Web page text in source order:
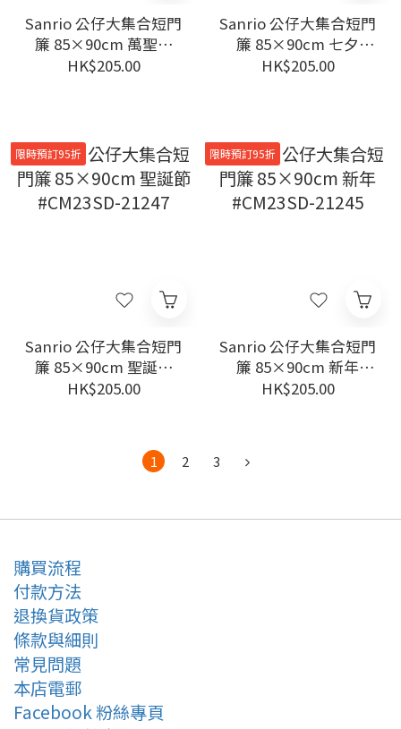
Sanrio 公仔大集合短門
簾 85×90cm 萬聖節
#CM23SD-21246
HK$205.00
Sanrio 公仔大集合短門
簾 85×90cm 七夕
#CM23SD-21243
HK$205.00
限時預訂95折
Sanrio 公仔大集合短門
簾 85×90cm 聖誕節
#CM23SD-21247
HK$205.00
限時預訂95折
Sanrio 公仔大集合短門
簾 85×90cm 新年
#CM23SD-21245
HK$205.00
1 2 3
購買流程
付款方法
退換貨政策
條款與細則
常見問題
本店電郵
Facebook 粉絲專頁